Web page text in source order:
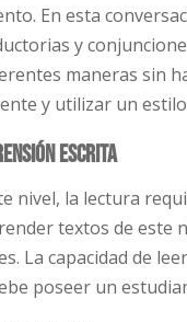
En esta
y
maneras sin
y utilizar un
escrita
nivel, la lectura
textos de este
La capacidad de
poseer un